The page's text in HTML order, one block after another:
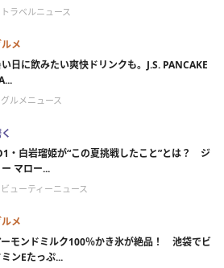
トラベルニュース
メ
日に飲みたい爽快ドリンクも。J.S. PANCAKE
グルメニュース
・白岩瑠姫が“この夏挑戦したこと”とは？ ジ
ー マロー...
ビューティーニュース
メ
ーモンドミルク100％かき氷が絶品！ 池袋でビ
ンEたっぷ...